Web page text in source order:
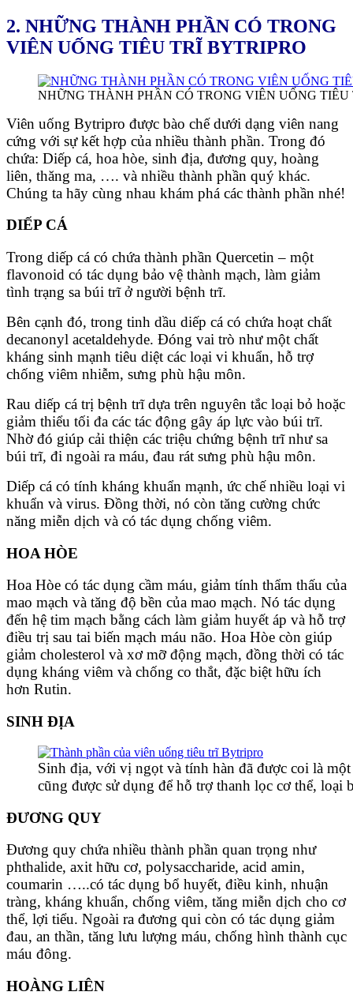
2. NHỮNG THÀNH PHẦN CÓ TRONG
VIÊN UỐNG TIÊU TRĨ BYTRIPRO
NHỮNG THÀNH PHẦN CÓ TRONG VIÊN UỐNG TIÊU
Viên uống Bytripro được bào chế dưới dạng viên nang
cứng với sự kết hợp của nhiều thành phần. Trong đó
chứa: Diếp cá, hoa hòe, sinh địa, đương quy, hoàng
liên, thăng ma, …. và nhiều thành phần quý khác.
Chúng ta hãy cùng nhau khám phá các thành phần nhé!
DIẾP CÁ
Trong diếp cá có chứa thành phần Quercetin – một
flavonoid có tác dụng bảo vệ thành mạch, làm giảm
tình trạng sa búi trĩ ở người bệnh trĩ.
Bên cạnh đó, trong tinh dầu diếp cá có chứa hoạt chất
decanonyl acetaldehyde. Đóng vai trò như một chất
kháng sinh mạnh tiêu diệt các loại vi khuẩn, hỗ trợ
chống viêm nhiễm, sưng phù hậu môn.
Rau diếp cá trị bệnh trĩ dựa trên nguyên tắc loại bỏ hoặc
giảm thiểu tối đa các tác động gây áp lực vào búi trĩ.
Nhờ đó giúp cải thiện các triệu chứng bệnh trĩ như sa
búi trĩ, đi ngoài ra máu, đau rát sưng phù hậu môn.
Diếp cá có tính kháng khuẩn mạnh, ức chế nhiều loại vi
khuẩn và virus. Đồng thời, nó còn tăng cường chức
năng miễn dịch và có tác dụng chống viêm.
HOA HÒE
Hoa Hòe có tác dụng cầm máu, giảm tính thẩm thấu của
mao mạch và tăng độ bền của mao mạch. Nó tác dụng
đến hệ tim mạch bằng cách làm giảm huyết áp và hỗ trợ
điều trị sau tai biến mạch máu não. Hoa Hòe còn giúp
giảm cholesterol và xơ mỡ động mạch, đồng thời có tác
dụng kháng viêm và chống co thắt, đặc biệt hữu ích
hơn Rutin.
SINH ĐỊA
Sinh địa, với vị ngọt và tính hàn đã được coi là
cũng được sử dụng để hỗ trợ thanh lọc cơ thể,
ĐƯƠNG QUY
Đương quy chứa nhiều thành phần quan trọng như
phthalide, axit hữu cơ, polysaccharide, acid amin,
coumarin …..có tác dụng bổ huyết, điều kinh, nhuận
tràng, kháng khuẩn, chống viêm, tăng miễn dịch cho cơ
thể, lợi tiểu. Ngoài ra đương qui còn có tác dụng giảm
đau, an thần, tăng lưu lượng máu, chống hình thành cục
máu đông.
HOÀNG LIÊN